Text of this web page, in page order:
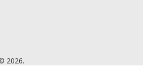
2026.